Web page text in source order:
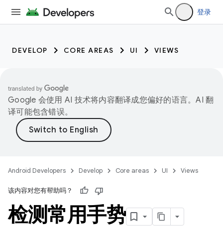
登录
DEVELOP CORE AREAS UI VIEWS
Google 会使用 AI 技术将内容翻译成您偏好的语言。AI 翻
译可能包含错误。
Android Developers Develop Core areas UI Views
该内容对您有帮助吗？
检测常用手势